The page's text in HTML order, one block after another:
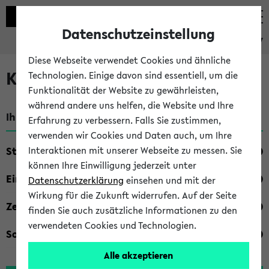
eKVV
Kombisuche im eKVV
Ihre Suchkriterien:
Studienfach
Einrichtung
Zeiten
Sonstiges
Datenschutzeinstellung
Diese Webseite verwendet Cookies und ähnliche
Technologien. Einige davon sind essentiell, um die
Funktionalität der Website zu gewährleisten,
während andere uns helfen, die Website und Ihre
Erfahrung zu verbessern. Falls Sie zustimmen,
verwenden wir Cookies und Daten auch, um Ihre
Interaktionen mit unserer Webseite zu messen. Sie
können Ihre Einwilligung jederzeit unter
Datenschutzerklärung einsehen und mit der
Wirkung für die Zukunft widerrufen. Auf der Seite
finden Sie auch zusätzliche Informationen zu den
verwendeten Cookies und Technologien.
Alle akzeptieren